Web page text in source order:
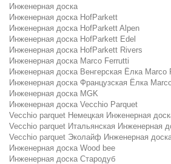
Инженерная доска
Инженерная доска HofParkett
Инженерная доска HofParkett Alpen
Инженерная доска HofParkett Edel
Инженерная доска HofParkett Rivers
Инженерная доска Marco Ferrutti
Инженерная доска Венгерская Ёлка Marco
Инженерная доска Французская Ёлка
Инженерная доска MGK
Инженерная доска Vecchio Parquet
Vecchio parquet Немецкая Инженерная
Vecchio parquet Итальянская Инженерная
Vecchio parquet Эколайф Инженерная
Инженерная доска Wood bee
Инженерная доска Стародуб